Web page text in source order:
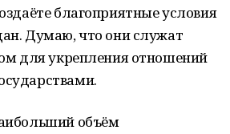
благоприятные условия
Думаю, что они служат
для укрепления отношений
объём